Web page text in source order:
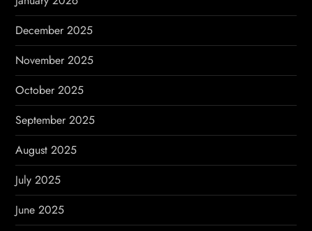
December 2025
November 2025
October 2025
September 2025
August 2025
July 2025
June 2025